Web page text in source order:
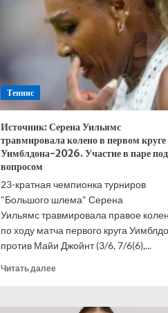
Теннис
Источник: Серена Уильямс
травмировала колено в первом круге
Уимблдона-2026. Участие в паре под
вопросом
23-кратная чемпионка турниров
"Большого шлема" Серена
Уильямс травмировала правое
по ходу матча первого круга
против Майи Джойнт (3/6, 7/6(6),...
Читать далееПрочитать
Источник: